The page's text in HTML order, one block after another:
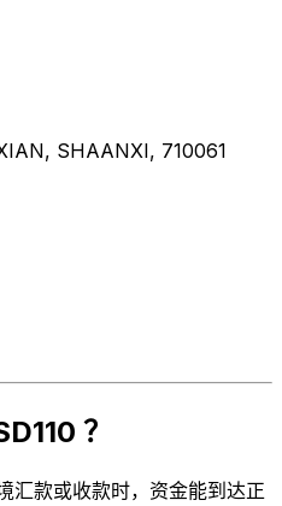
SHAANXI, 710061
？
汇款或收款时，资金能到达正